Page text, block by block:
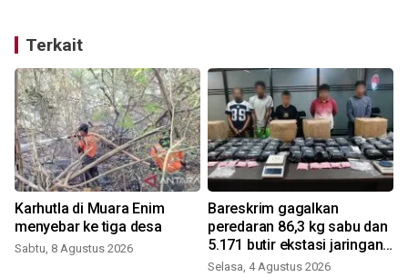
Terkait
Karhutla di Muara Enim
menyebar ke tiga desa
Sabtu, 8 Agustus 2026
Bareskrim gagalkan
peredaran 86,3 kg sabu dan
5.171 butir ekstasi jaringan
Riau-Sumsel
Selasa, 4 Agustus 2026